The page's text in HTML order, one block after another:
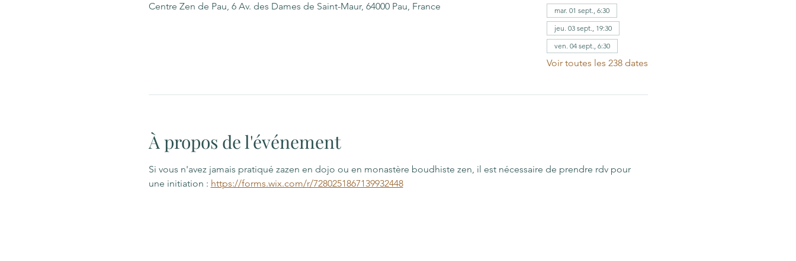
Centre Zen de Pau, 6 Av. des Dames de Saint-Maur, 64000 Pau, France
mar. 01 sept., 6:30
jeu. 03 sept., 19:30
ven. 04 sept., 6:30
Voir toutes les 238 dates
À propos de l'événement
Si vous n'avez jamais pratiqué zazen en dojo ou en monastère boudhiste zen, il est nécessaire de prendre rdv pour
une initiation : https://forms.wix.com/r/7280251867139932448